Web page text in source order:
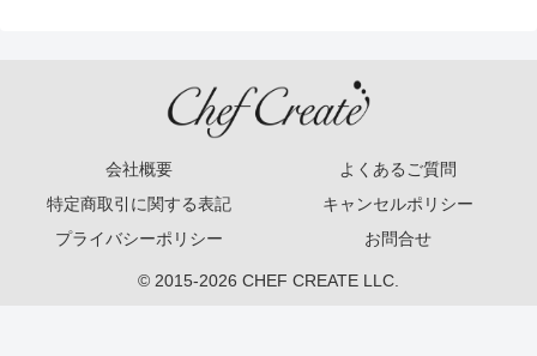
会社概要
よくあるご質問
特定商取引に関する表記
キャンセルポリシー
プライバシーポリシー
お問合せ
© 2015-2026 CHEF CREATE LLC.